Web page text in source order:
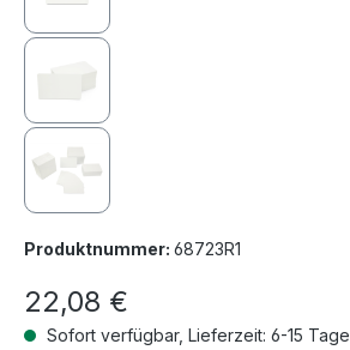
Produktnummer: 68723R1
22,08 €
Sofort verfügbar, Lieferzeit: 6-15 Tage